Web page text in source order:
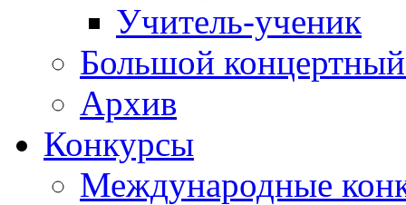
Учитель-ученик
Большой концертный
Архив
Конкурсы
Международные